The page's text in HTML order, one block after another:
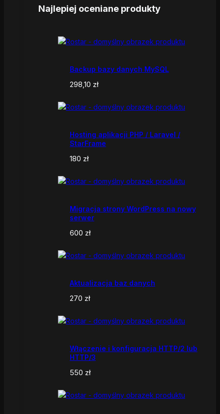
Najlepiej oceniane produkty
Backup bazy danych MySQL
298,10 zł
Hosting aplikacji PHP / Laravel /
StarFrame
180 zł
Migracja strony WordPress na nowy
serwer
600 zł
Aktualizacja baz danych
270 zł
Włączenie i konfiguracja HTTP/2 lub
HTTP/3
550 zł